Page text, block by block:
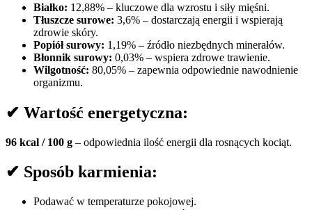
Białko: 12,88% – kluczowe dla wzrostu i siły mięśni.
Tłuszcze surowe: 3,6% – dostarczają energii i wspierają
zdrowie skóry.
Popiół surowy: 1,19% – źródło niezbędnych minerałów.
Błonnik surowy: 0,03% – wspiera zdrowe trawienie.
Wilgotność: 80,05% – zapewnia odpowiednie nawodnienie
organizmu.
✔ Wartość energetyczna:
96 kcal / 100 g – odpowiednia ilość energii dla rosnących kociąt.
✔ Sposób karmienia:
Podawać w temperaturze pokojowej.